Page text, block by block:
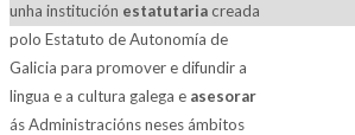
unha institución estatutariacreada
polo Estatuto de Autonomía de
Galicia para promover e difundir a
lingua e a cultura galega e asesorar
ás Administracións neses ámbitos